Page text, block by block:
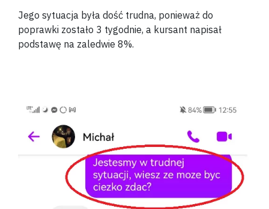
Jego sytuacja była dość trudna, ponieważ do
poprawki zostało 3 tygodnie, a kursant napisał
podstawę na zaledwie 8%.